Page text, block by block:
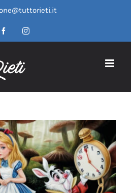
FacebookInstagram